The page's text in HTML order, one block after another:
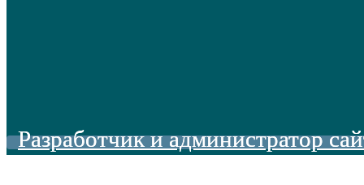
Разработчик и администратор